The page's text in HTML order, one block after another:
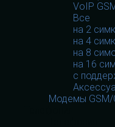
VoIP
Все
на 2
на 4
на 8
на 16
с
Модемы GSM/